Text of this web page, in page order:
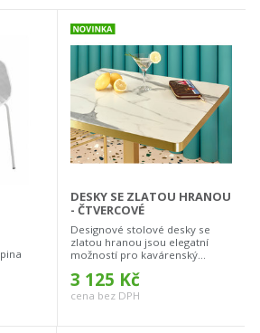
DESKY SE ZLATOU HRANOU
- ČTVERCOVÉ
Designové stolové desky se
zlatou hranou jsou elegatní
možností pro kavárenský...
3 125 Kč
cena bez DPH